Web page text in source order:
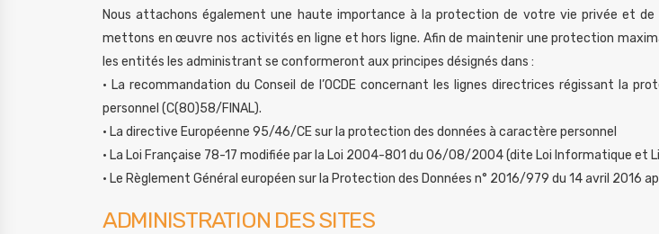
Nous attachons également une haute importance à la protection de votre vie privée et de
mettons en œuvre nos activités en ligne et hors ligne. Afin de maintenir une protection
les entités les administrant se conformeront aux principes désignés dans :
• La recommandation du Conseil de l’OCDE concernant les lignes directrices régissant la
personnel (C(80)58/FINAL).
• La directive Européenne 95/46/CE sur la protection des données à caractère personnel
• La Loi Française 78-17 modifiée par la Loi 2004-801 du 06/08/2004 (dite Loi Informatique et
• Le Règlement Général européen sur la Protection des Données n° 2016/979 du 14 avril 2016
ADMINISTRATION DES SITES